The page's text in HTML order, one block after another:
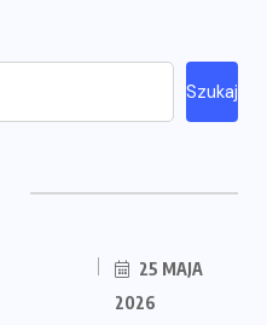
Szukaj
25 MAJA
2026